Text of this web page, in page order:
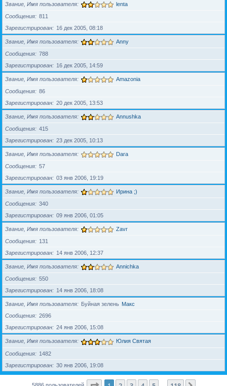
Звание, Имя пользователя lenta
Сообщения
811
Зарегистрирован
16 дек 2005, 08:18
Звание, Имя пользователя Anny
Сообщения
788
Зарегистрирован
16 дек 2005, 14:59
Звание, Имя пользователя Amazonia
Сообщения
86
Зарегистрирован
20 дек 2005, 13:53
Звание, Имя пользователя Annushka
Сообщения
415
Зарегистрирован
23 дек 2005, 10:13
Звание, Имя пользователя Dara
Сообщения
57
Зарегистрирован
03 янв 2006, 19:19
Звание, Имя пользователя Ирина ;)
Сообщения
340
Зарегистрирован
09 янв 2006, 01:05
Звание, Имя пользователя Zavr
Сообщения
131
Зарегистрирован
14 янв 2006, 12:37
Звание, Имя пользователя Annichka
Сообщения
550
Зарегистрирован
14 янв 2006, 18:08
Звание, Имя пользователя Буйная зелень Макс
Сообщения
2696
Зарегистрирован
24 янв 2006, 15:08
Звание, Имя пользователя Юлия Святая
Сообщения
1482
Зарегистрирован
30 янв 2006, 19:08
5886 пользователей